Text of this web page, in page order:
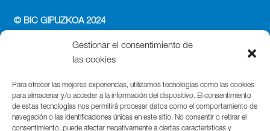
Gestionar el consentimiento de
las cookies
Para ofrecer las mejores experiencias, utilizamos tecnologías como las cookies
para almacenar y/o acceder a la información del dispositivo. El consentimiento
de estas tecnologías nos permitirá procesar datos como el comportamiento de
navegación o las identificaciones únicas en este sitio. No consentir o retirar el
consentimiento, puede afectar negativamente a ciertas características y
© BIC GIPUZKOA 2024
PERFIL DEL CONTRATANTE
ACCESIBILIDAD
POLÍTICA DE COOKIES
AVISO LEGAL
Parque Cientifico Tecnológico de Gipuzkoa